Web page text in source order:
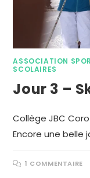
ASSOCIATION
SCOLAIRES
Jour 3 –
Collège JBC
Encore une belle
1 COMMENTAIRE